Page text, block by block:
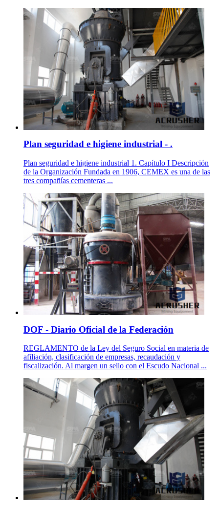
Plan seguridad e higiene industrial - .
Plan seguridad e higiene industrial 1. Capítulo I Descripción
de la Organización Fundada en 1906, CEMEX es una de las
tres compañías cementeras ...
DOF - Diario Oficial de la Federación
REGLAMENTO de la Ley del Seguro Social en materia de
afiliación, clasificación de empresas, recaudación y
fiscalización. Al margen un sello con el Escudo Nacional ...